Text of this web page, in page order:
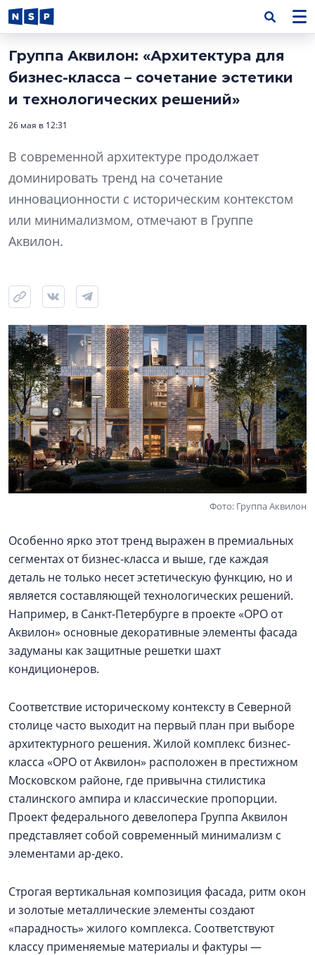
Группа Аквилон: «Архитектура для
бизнес-класса – сочетание эстетики
и технологических решений»
26 мая в 12:31
В современной архитектуре продолжает
доминировать тренд на сочетание
инновационности с историческим контекстом
или минимализмом, отмечают в Группе
Аквилон.
Фото: Группа Аквилон
Особенно ярко этот тренд выражен в премиальных
сегментах от бизнес-класса и выше, где каждая
деталь не только несет эстетическую функцию, но и
является составляющей технологических решений.
Например, в Санкт-Петербурге в проекте «ОРО от
Аквилон» основные декоративные элементы фасада
задуманы как защитные решетки шахт
кондиционеров.
Соответствие историческому контексту в Северной
столице часто выходит на первый план при выборе
архитектурного решения. Жилой комплекс бизнес-
класса «ОРО от Аквилон» расположен в престижном
Московском районе, где привычна стилистика
сталинского ампира и классические пропорции.
Проект федерального девелопера Группа Аквилон
представляет собой современный минимализм с
элементами ар-деко.
Строгая вертикальная композиция фасада, ритм окон
и золотые металлические элементы создают
«парадность» жилого комплекса. Соответствуют
классу применяемые материалы и фактуры —